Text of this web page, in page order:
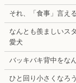
それ、「食事」言え
なんとも羨ましいス
愛犬
バッキバキ背中をな
ひと回り小さくなろ